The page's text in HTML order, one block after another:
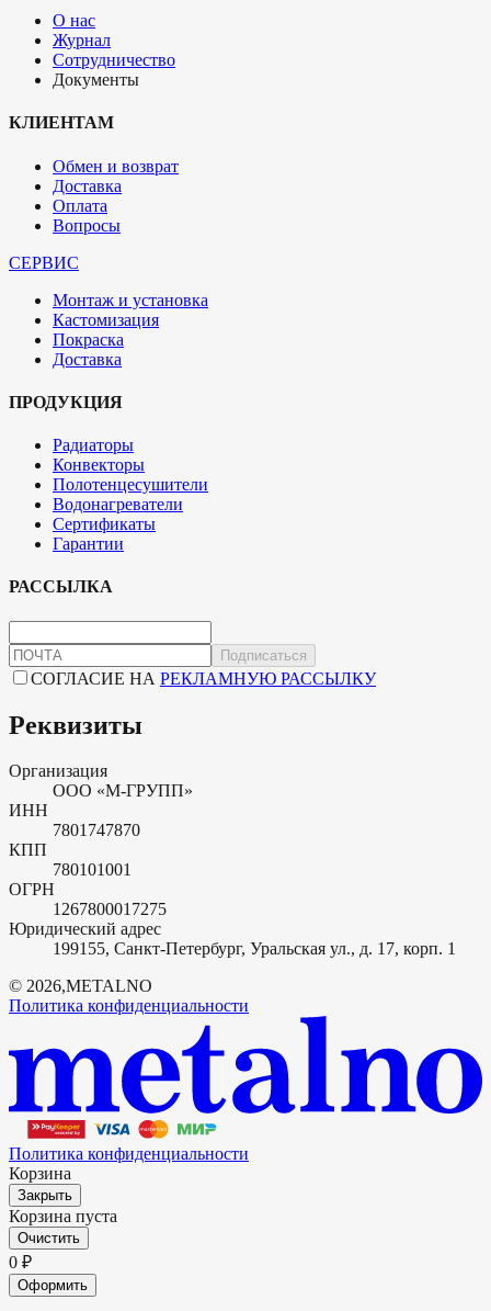
О нас
Журнал
Сотрудничество
Документы
КЛИЕНТАМ
Обмен и возврат
Доставка
Оплата
Вопросы
СЕРВИС
Монтаж и установка
Кастомизация
Покраска
Доставка
ПРОДУКЦИЯ
Радиаторы
Конвекторы
Полотенцесушители
Водонагреватели
Сертификаты
Гарантии
РАССЫЛКА
Подписаться
СОГЛАСИЕ НА РЕКЛАМНУЮ РАССЫЛКУ
Реквизиты
Организация
ООО «М-ГРУПП»
ИНН
7801747870
КПП
780101001
ОГРН
1267800017275
Юридический адрес
199155, Санкт-Петербург, Уральская ул., д. 17, корп. 1
© 2026,METALNO
Политика конфиденциальности
Политика конфиденциальности
Корзина
Закрыть
Корзина пуста
Очистить
0 ₽
Оформить